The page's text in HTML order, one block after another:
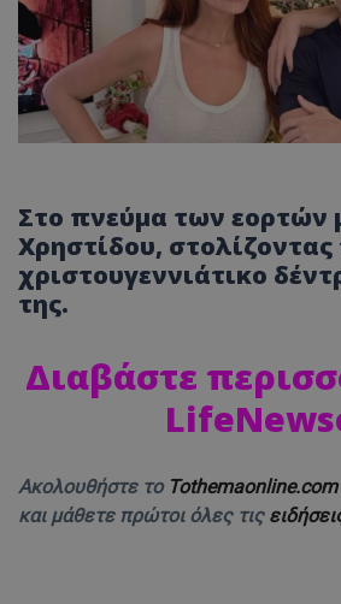
Στο πνεύμα των εορτών
Χρηστίδου, στολίζοντας
χριστουγεννιάτικο
της.
Διαβάστε
Ακολουθήστε το
και μάθετε πρώτοι όλες τις